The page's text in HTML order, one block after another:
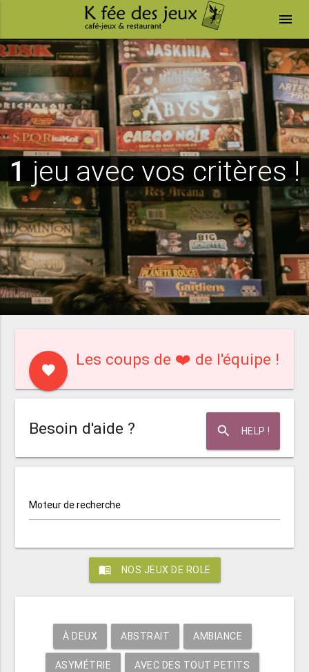
menu
1 jeu avec vos critères !
favorite
Les coups de ❤️ de l'équipe !
search HELP !
Besoin d'aide ?
Moteur de recherche
menu_book NOS JEUX DE ROLE
À DEUX ABSTRAIT AMBIANCE
ASYMÉTRIE AVEC DES TOUT PETITS